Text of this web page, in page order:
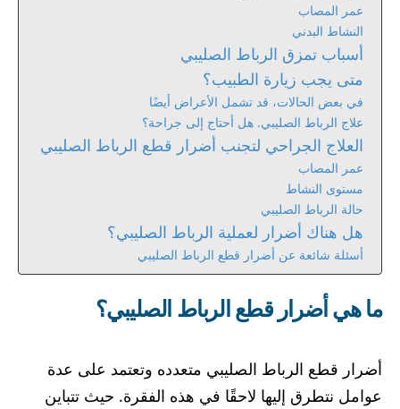
عمر المصاب
النشاط البدني
أسباب تمزق الرباط الصليبي
متى يجب زيارة الطبيب؟
في بعض الحالات، قد تشمل الأعراض أيضًا
علاج الرباط الصليبي. هل أحتاج إلى جراحة؟
العلاج الجراحي لتجنب أضرار قطع الرباط الصليبي
عمر المصاب
مستوى النشاط
حالة الرباط الصليبي
هل هناك أضرار لعملية الرباط الصليبي؟
أسئلة شائعة عن أضرار قطع الرباط الصليبي
ما هي أضرار قطع الرباط الصليبي؟
أضرار قطع الرباط الصليبي متعدده وتعتمد على عدة
عوامل نتطرق إليها لاحقًا في هذه الفقرة. حيث تتباين